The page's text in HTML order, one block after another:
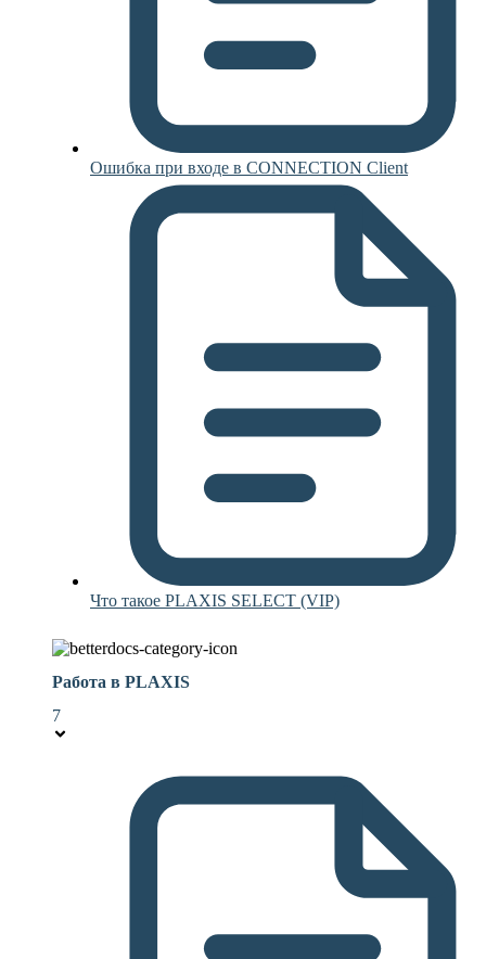
Ошибка при входе в CONNECTION Client
Что такое PLAXIS SELECT (VIP)
Работа в PLAXIS
7